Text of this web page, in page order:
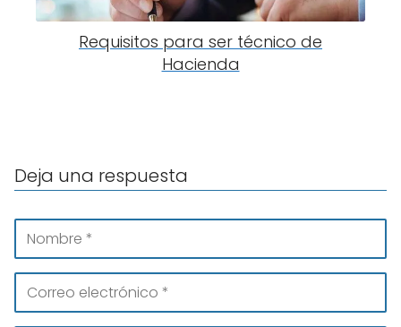
Requisitos para ser técnico de
Hacienda
Deja una respuesta